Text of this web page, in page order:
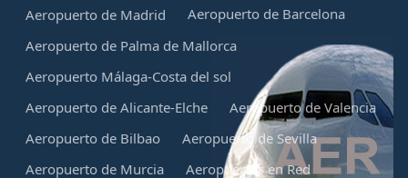
Aeropuerto de Madrid
Aeropuerto de Barcelona
Aeropuerto de Palma de Mallorca
Aeropuerto Málaga-Costa del sol
Aeropuerto de Alicante-Elche
Aeropuerto de Valencia
Aeropuerto de Bilbao
Aeropuerto de Sevilla
Aeropuerto de Murcia
Aeropuertos en Red